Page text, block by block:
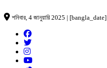
শনিবার, 4 জানুয়ারি 2025 | [bangla_date]